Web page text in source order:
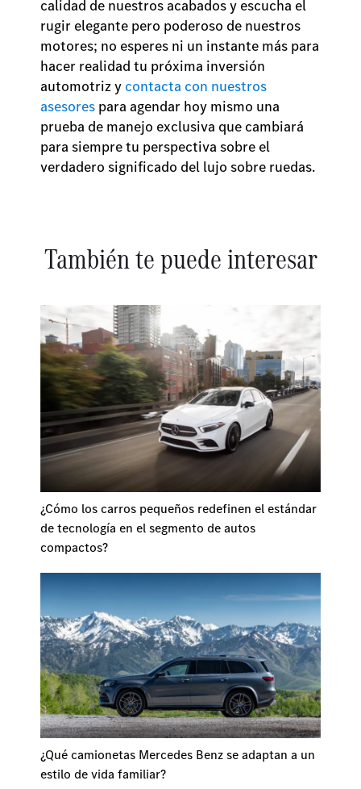
calidad de nuestros acabados y escucha el
rugir elegante pero poderoso de nuestros
motores; no esperes ni un instante más para
hacer realidad tu próxima inversión
automotriz y contacta con nuestros
asesores para agendar hoy mismo una
prueba de manejo exclusiva que cambiará
para siempre tu perspectiva sobre el
verdadero significado del lujo sobre ruedas.
También te puede interesar
¿Cómo los carros pequeños redefinen el estándar
de tecnología en el segmento de autos
compactos?
¿Qué camionetas Mercedes Benz se adaptan a un
estilo de vida familiar?